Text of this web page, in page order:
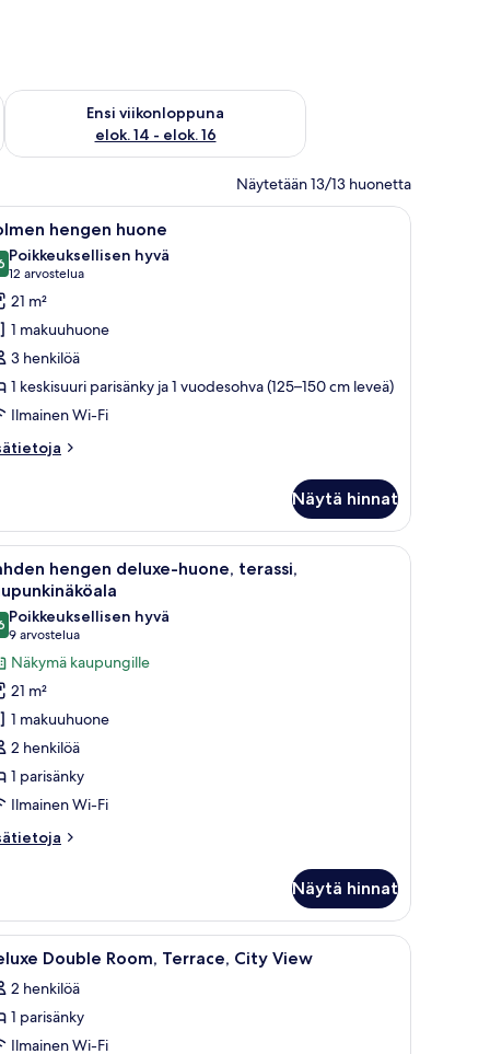
7 - elok. 9
Ensi viikonloppuna
elok. 14 - elok. 16
Tarkista ensi viikonlopun saatavuus elok. 14 - elok. 16
Näytetään 13/13 huonetta
jonka päällä on kirjoja ja hedelmiä.
asennettu televisio sekä ovi, joka johtaa oleskelutilaan, jossa on sohva
Hotellihuone, jossa on sänky, tuoli, pieni
9 hengen huone
kautta 10
Poikkeuksellisen hyvä
12 arvostelua
(12
arvostelua)
21 m²
1 makuuhuone
3 henkilöä
1 keskisuuri parisänky ja 1 vuodesohva (125–150 cm leveä)
Ilmainen Wi-Fi
Näytä hinnat
työpöytä ja tuoli. Moderni hotellihuone, jossa on sänky,
5
hengen deluxe-huone, terassi,
kautta 10
Poikkeuksellisen hyvä
9 arvostelua
(9
arvostelua)
Näkymä kaupungille
21 m²
1 makuuhuone
2 henkilöä
1 parisänky
Ilmainen Wi-Fi
Näytä hinnat
kaupunkiin.
tuoli ja suuri peili. Pyöreä pöytä, jonka päällä on
2 Double Room, Terrace, City View
2 henkilöä
1 parisänky
Ilmainen Wi-Fi